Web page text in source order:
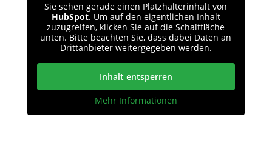
Sie sehen gerade einen Platzhalterinhalt von
HubSpot. Um auf den eigentlichen Inhalt
zuzugreifen, klicken Sie auf die Schaltfläche
unten. Bitte beachten Sie, dass dabei Daten an
Drittanbieter weitergegeben werden.
Inhalt entsperren
Mehr Informationen